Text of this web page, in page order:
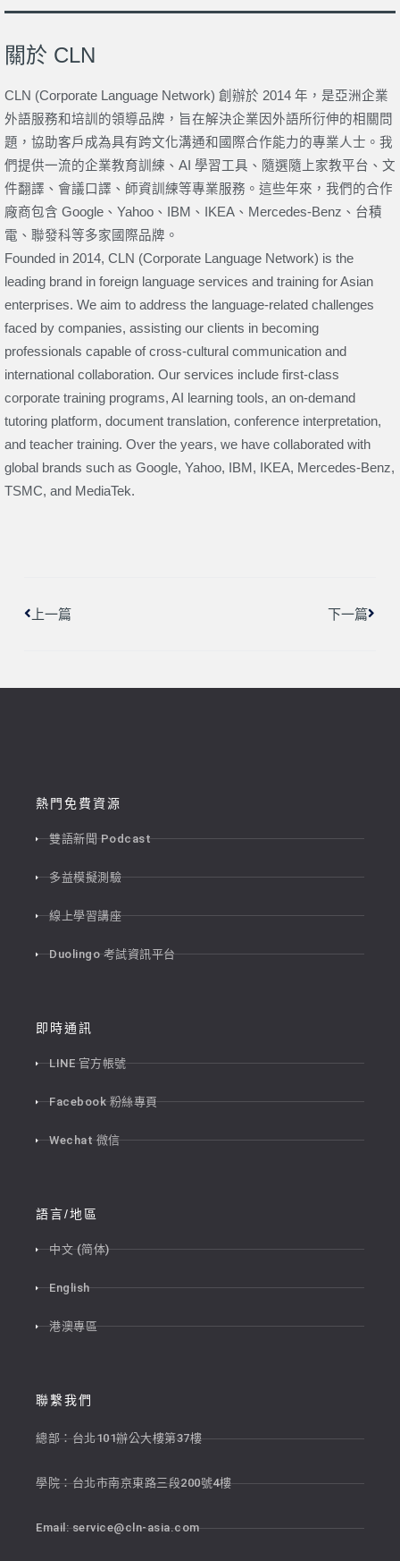
關於 CLN
CLN (Corporate Language Network) 創辦於 2014 年，是亞洲企業
外語服務和培訓的領導品牌，旨在解決企業因外語所衍伸的相關問
題，協助客戶成為具有跨文化溝通和國際合作能力的專業人士。我
們提供一流的企業教育訓練、AI 學習工具、隨選隨上家教平台、文
件翻譯、會議口譯、師資訓練等專業服務。這些年來，我們的合作
廠商包含 Google、Yahoo、IBM、IKEA、Mercedes-Benz、台積
電、聯發科等多家國際品牌。
Founded in 2014, CLN (Corporate Language Network) is the
leading brand in foreign language services and training for Asian
enterprises. We aim to address the language-related challenges
faced by companies, assisting our clients in becoming
professionals capable of cross-cultural communication and
international collaboration. Our services include first-class
corporate training programs, AI learning tools, an on-demand
tutoring platform, document translation, conference interpretation,
and teacher training. Over the years, we have collaborated with
global brands such as Google, Yahoo, IBM, IKEA, Mercedes-Benz,
TSMC, and MediaTek.
上一篇 下一篇
熱門免費資源
雙語新聞 Podcast
多益模擬測驗
線上學習講座
Duolingo 考試資訊平台
即時通訊
LINE 官方帳號
Facebook 粉絲專頁
Wechat 微信
語言/地區
中文 (简体)
English
港澳專區
聯繫我們
總部：台北101辦公大樓第37樓
學院：台北市南京東路三段200號4樓
Email:service@cln-asia.com